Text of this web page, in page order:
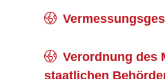
Verordnung des
staatlichen